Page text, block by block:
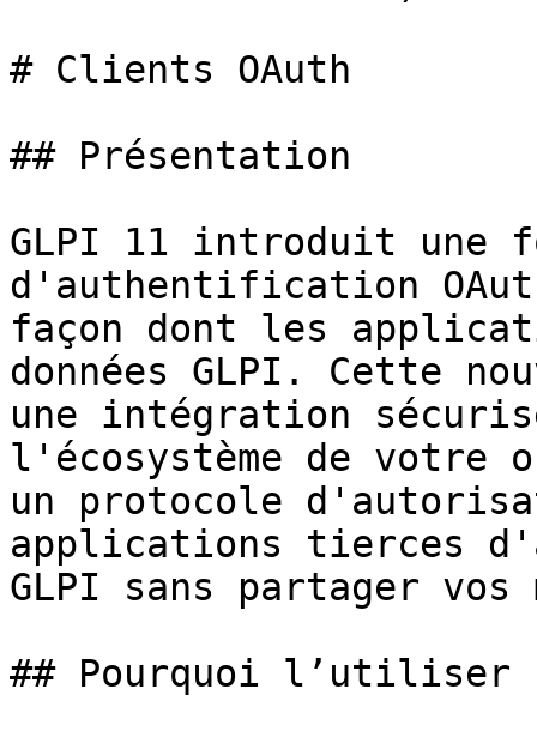
# Clients OAuth
## Présentation
GLPI 11 introduit une
d'authentification
façon dont les
données GLPI. Cette
une intégration
l'écosystème de votre
un protocole
applications tierces
GLPI sans partager vos
## Pourquoi l’utiliser